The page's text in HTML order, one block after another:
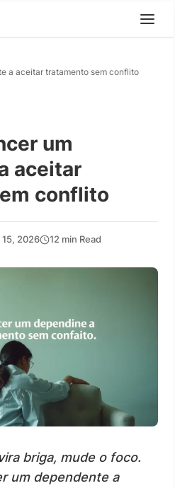
a aceitar tratamento sem conflito
um
aceitar
conflito
2026 12 min Read
briga, mude o foco.
um dependente a